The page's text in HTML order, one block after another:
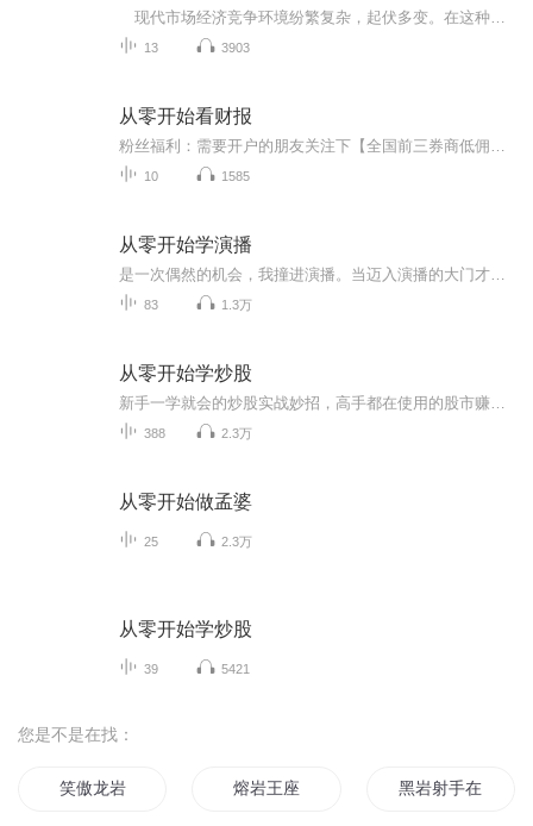
13 3903
从零开始看财报
10 1585
从零开始学演播
83 1.3万
从零开始学炒股
388 2.3万
从零开始做孟婆
25 2.3万
从零开始学炒股
39 5421
您是不是在找：
笑傲龙岩 熔岩王座 黑岩射手在都市